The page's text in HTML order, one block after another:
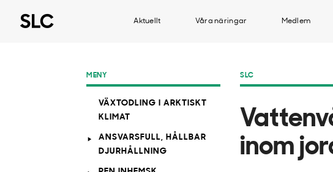
Aktuellt Våra näringar Medlem
SLC
inom
MENY
VÄXTODLING I ARKTISKT
KLIMAT
ANSVARSFULL, HÅLLBAR
DJURHÅLLNING